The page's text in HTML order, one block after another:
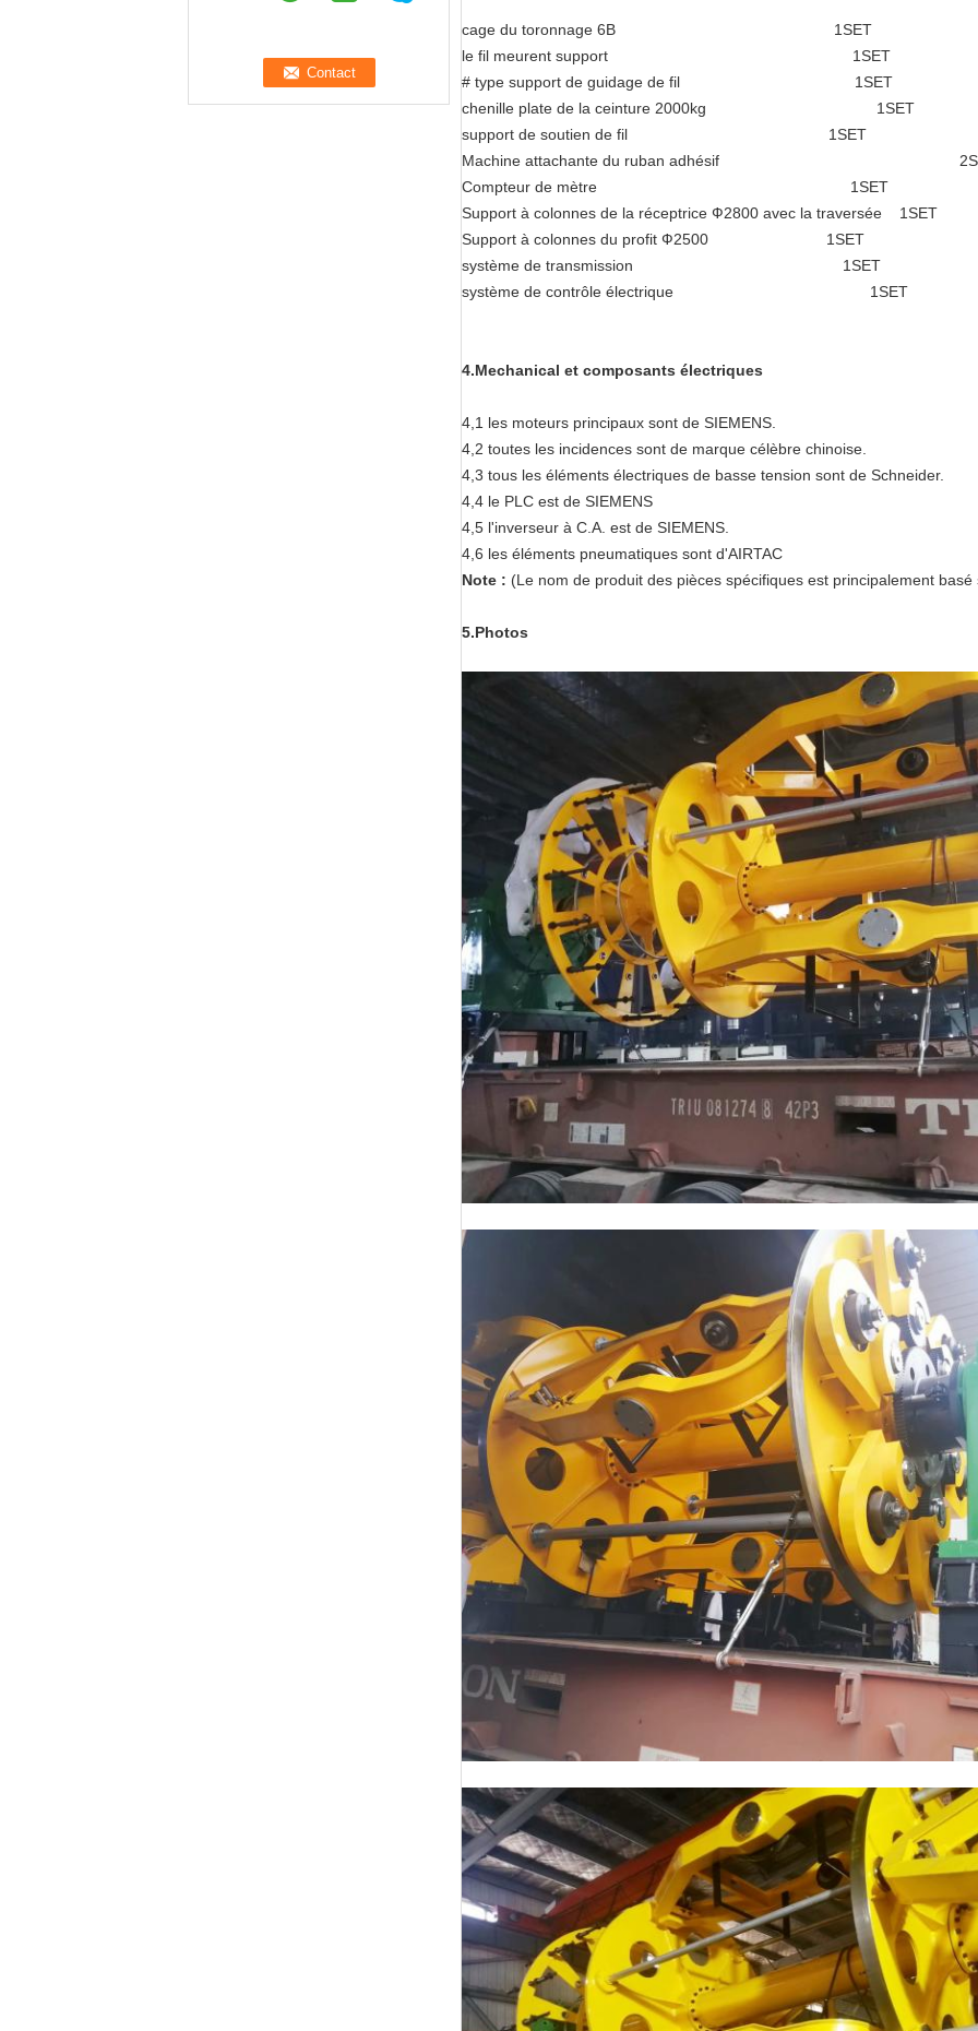
cage du toronnage 6B 1SET
le fil meurent support 1SET
# type support de guidage de fil 1SET
chenille plate de la ceinture 2000kg 1SET
support de soutien de fil 1SET
Machine attachante du ruban adhésif
Compteur de mètre 1SET
Support à colonnes de la réceptrice Ф2800 avec la traversée 1SET
Support à colonnes du profit Ф2500 1SET
système de transmission 1SET
système de contrôle électrique 1SET
4.Mechanical et composants électriques
4,1 les moteurs principaux sont de SIEMENS.
4,2 toutes les incidences sont de marque célèbre chinoise.
4,3 tous les éléments électriques de basse tension sont de Schneider.
4,4 le PLC est de SIEMENS
4,5 l'inverseur à C.A. est de SIEMENS.
4,6 les éléments pneumatiques sont d'AIRTAC
Note : (Le nom de produit des pièces spécifiques est principalement
5.Photos